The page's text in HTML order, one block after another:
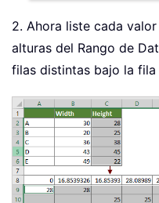
2. Ahora liste cada
alturas del Rango de
filas distintas bajo la fila